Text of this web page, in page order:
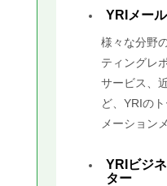
YRIメー
様々な分野
ティングレ
サービス、
ど、YRIの
メーション
YRIビジ
ター